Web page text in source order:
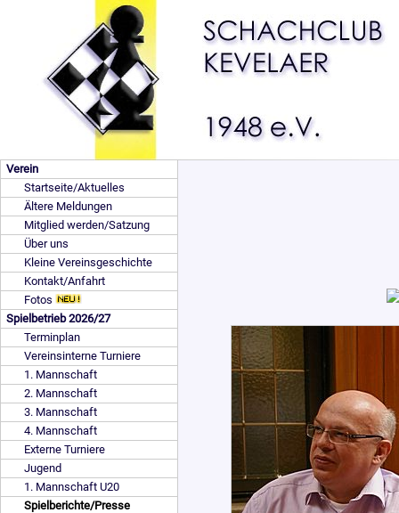
Verein
Startseite/Aktuelles
Ältere Meldungen
Mitglied werden/Satzung
Über uns
Kleine Vereinsgeschichte
Kontakt/Anfahrt
Fotos
Spielbetrieb 2026/27
Terminplan
Vereinsinterne Turniere
1. Mannschaft
2. Mannschaft
3. Mannschaft
4. Mannschaft
Externe Turniere
Jugend
1. Mannschaft U20
Spielberichte/Presse